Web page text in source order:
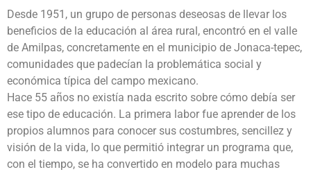
Desde 1951, un grupo de personas deseosas de llevar los
beneficios de la educación al área rural, encontró en el valle
de Amilpas, concretamente en el municipio de Jonaca-tepec,
comunidades que padecían la problemática social y
económica típica del campo mexicano.
Hace 55 años no existía nada escrito sobre cómo debía ser
ese tipo de educación. La primera labor fue aprender de los
propios alumnos para conocer sus costumbres, sencillez y
visión de la vida, lo que permitió integrar un programa que,
con el tiempo, se ha convertido en modelo para muchas